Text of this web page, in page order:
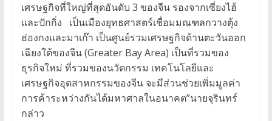
เศรษฐกิจที่ใหญ่ที่สุดอันดับ 3 ของจีน รองจากเซี่ยงไฮ้
และปักกิ่ง เป็นเมืองยุทธศาสตร์เชื่อมมณฑลกวางตุ้ง
ฮ่องกงและมาเก๊า เป็นศูนย์รวมเศรษฐกิจด้านตะวันออก
เฉียงใต้ของจีน (Greater Bay Area) เป็นที่รวมของ
ธุรกิจใหม่ ที่รวมของนวัตกรรม เทคโนโลยีและ
เศรษฐกิจอุตสาหกรรมของจีน จะมีส่วนช่วยเพิ่มมูลค่า
การค้าระหว่างกันได้มหาศาลในอนาคต”นายจุรินทร์
กล่าว